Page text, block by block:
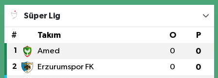
Süper Lig
# Takım O P
1 Amed 0 0
2 Erzurumspor FK 0 0